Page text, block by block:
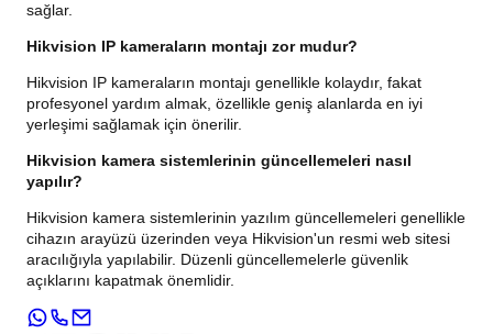
sağlar.
Hikvision IP kameraların montajı zor mudur?
Hikvision IP kameraların montajı genellikle kolaydır, fakat
profesyonel yardım almak, özellikle geniş alanlarda en iyi
yerleşimi sağlamak için önerilir.
Hikvision kamera sistemlerinin güncellemeleri nasıl
yapılır?
Hikvision kamera sistemlerinin yazılım güncellemeleri genellikle
cihazın arayüzü üzerinden veya Hikvision'un resmi web sitesi
aracılığıyla yapılabilir. Düzenli güncellemelerle güvenlik
açıklarını kapatmak önemlidir.